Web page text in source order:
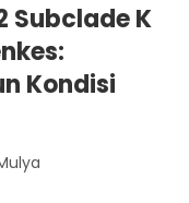
Subclade K
Kondisi